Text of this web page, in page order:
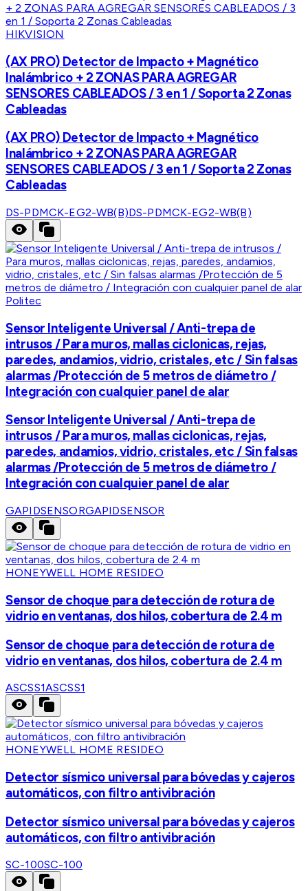
HIKVISION
(AX PRO) Detector de Impacto + Magnético
Inalámbrico + 2 ZONAS PARA AGREGAR
SENSORES CABLEADOS / 3 en 1 / Soporta 2 Zonas
Cableadas
(AX PRO) Detector de Impacto + Magnético
Inalámbrico + 2 ZONAS PARA AGREGAR
SENSORES CABLEADOS / 3 en 1 / Soporta 2 Zonas
Cableadas
DS-PDMCK-EG2-WB(B)DS-PDMCK-EG2-WB(B)
Politec
Sensor Inteligente Universal / Anti-trepa de
intrusos / Para muros, mallas ciclonicas, rejas,
paredes, andamios, vidrio, cristales, etc / Sin falsas
alarmas /Protección de 5 metros de diámetro /
Integración con cualquier panel de alar
Sensor Inteligente Universal / Anti-trepa de
intrusos / Para muros, mallas ciclonicas, rejas,
paredes, andamios, vidrio, cristales, etc / Sin falsas
alarmas /Protección de 5 metros de diámetro /
Integración con cualquier panel de alar
GAPIDSENSORGAPIDSENSOR
HONEYWELL HOME RESIDEO
Sensor de choque para detección de rotura de
vidrio en ventanas, dos hilos, cobertura de 2.4 m
Sensor de choque para detección de rotura de
vidrio en ventanas, dos hilos, cobertura de 2.4 m
ASCSS1ASCSS1
HONEYWELL HOME RESIDEO
Detector sísmico universal para bóvedas y cajeros
automáticos, con filtro antivibración
Detector sísmico universal para bóvedas y cajeros
automáticos, con filtro antivibración
SC-100SC-100